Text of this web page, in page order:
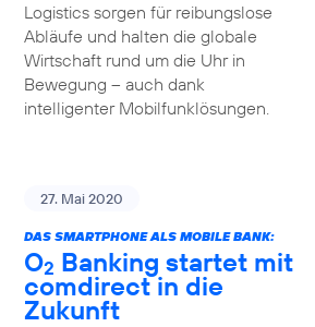
Logistics sorgen für reibungslose
Abläufe und halten die globale
Wirtschaft rund um die Uhr in
Bewegung – auch dank
intelligenter Mobilfunklösungen.
27. Mai 2020
DAS SMARTPHONE ALS MOBILE BANK:
O2 Banking startet mit
comdirect in die
Zukunft